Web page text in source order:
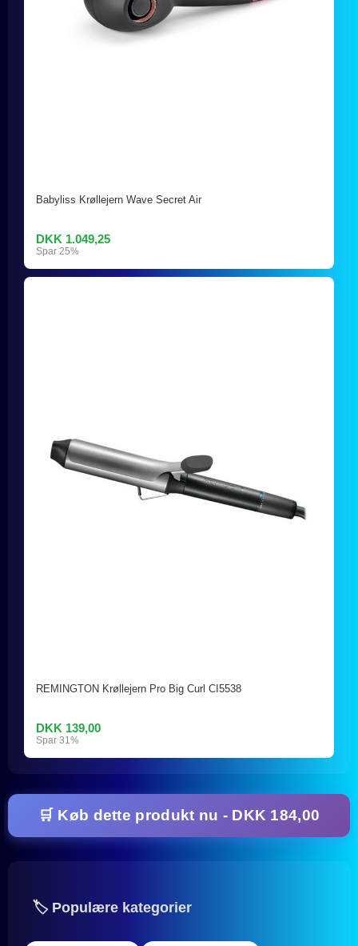
Babyliss Krøllejern Wave Secret Air
DKK 1.049,25
Spar 25%
REMINGTON Krøllejern Pro Big Curl CI5538
DKK 139,00
Spar 31%
🛒 Køb dette produkt nu - DKK 184,00
🏷️ Populære kategorier